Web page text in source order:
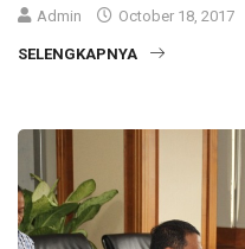
Admin October 18, 2017
SELENGKAPNYA